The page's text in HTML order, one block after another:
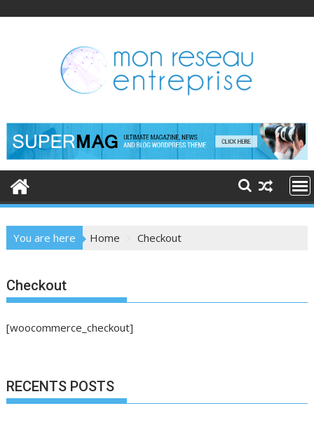
You are here Home Checkout
Checkout
[woocommerce_checkout]
RECENTS POSTS